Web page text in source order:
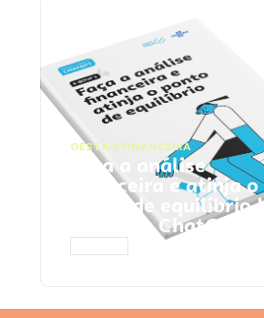
GESTÃO FINANCEIRA
Faça a análise
financeira e atinja o
ponto de equilíbrio |
Prompts ChatGPT